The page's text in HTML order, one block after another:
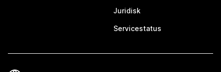
Juridisk
Servicestatus